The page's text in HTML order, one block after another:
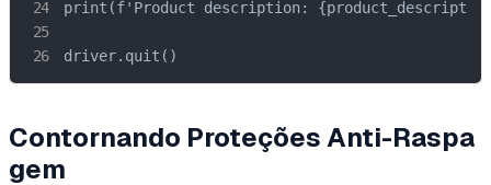
print(f'Product description:
driver.quit()
Contornando Proteções Anti-Raspa
gem